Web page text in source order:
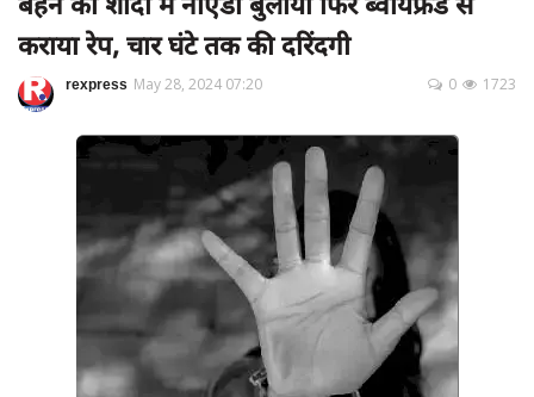
Gallery
Terms & Conditions
Privacy Policy
App verify
Covid-19
अपराध
कराया रेप, चार घंटे तक की दरिंदगी
rexpress May 28, 2024 07:20 1723
0